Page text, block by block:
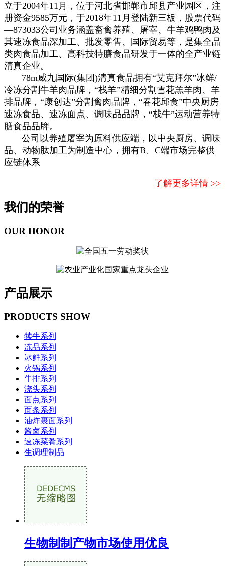
立于2004年11月，位于河北省邯郸市邱县产业园区，注
册资金9585万元，于2018年11月登陆新三板，股票代码
—873033公司业务涵盖畜禽养殖、屠宰、牛羊鸡鸭肉及
其速冻食品深加工、批发零售、国际贸易等，是集全品
类肉食品加工、高科技特膳食品研发于一体的全产业链
清真企业。
78m威九国际(集团)清真食品拥有“艾克拜尔”冰鲜/
冷冻分割牛羊肉品牌，“栈羊”精细分割雪花羔羊肉、羊
排品牌，“康创达”分割禽肉品牌，“春花邱食”中央厨房
速冻食品、速冻面点、调味品品牌，“栈牛”运动营养特
膳食品品牌。
公司以养殖屠宰为原料供应端，以中央厨房、调味
品、动物肽加工为制造中心，拥有B、C端市场完整供
应链体系
了解更多详情 >>
我们的荣誉
OUR HONOR
产品展示
PRODUCTS SHOW
犊牛系列
冻品系列
冰鲜系列
火锅系列
牛排系列
浇头系列
面点系列
面条系列
油炸裹面系列
酱卤系列
速冻菜肴系列
生调理制品
生物制制产物市场使用优良